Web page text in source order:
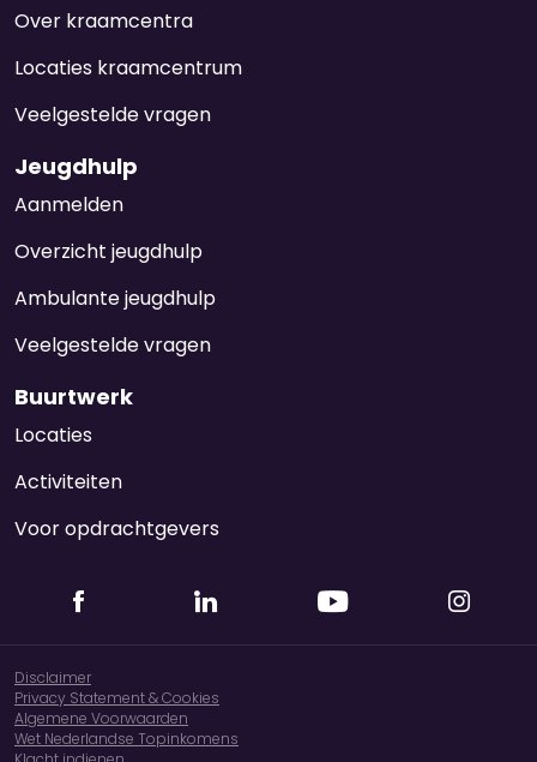
Over kraamcentra
Locaties kraamcentrum
Veelgestelde vragen
Jeugdhulp
Aanmelden
Overzicht jeugdhulp
Ambulante jeugdhulp
Veelgestelde vragen
Buurtwerk
Locaties
Activiteiten
Voor opdrachtgevers
Disclaimer
Privacy Statement & Cookies
Algemene Voorwaarden
Wet Nederlandse Topinkomens